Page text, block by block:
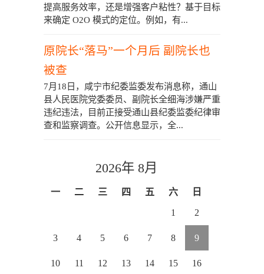
提高服务效率，还是增强客户粘性？基于目标
来确定 O2O 模式的定位。例如，有...
原院长“落马”一个月后 副院长也
被查
7月18日，咸宁市纪委监委发布消息称，通山
县人民医院党委委员、副院长全细海涉嫌严重
违纪违法，目前正接受通山县纪委监委纪律审
查和监察调查。公开信息显示，全...
2026年 8月
一 二 三 四 五 六 日
1 2
3 4 5 6 7 8 9
10 11 12 13 14 15 16